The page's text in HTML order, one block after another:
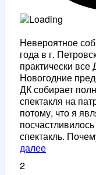
Невероятное
года в г.
практически
Новогодние
ДК собирает
спектакля на
потому, что я
спектакль.
далее«С
2